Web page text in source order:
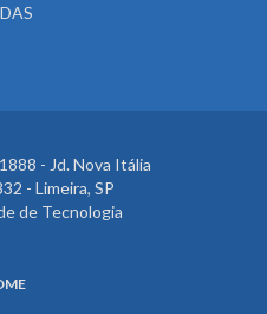
- Jd. Nova Itália
- Limeira, SP
de Tecnologia